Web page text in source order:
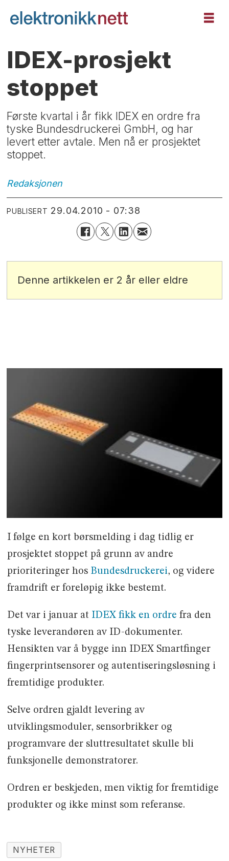
IDEX-prosjekt
stoppet
Første kvartal i år fikk IDEX en ordre fra
tyske Bundesdruckerei GmbH, og har
levert etter avtale. Men nå er prosjektet
stoppet.
Redaksjonen
PUBLISERT 29.04.2010 - 07:38
Denne artikkelen er 2 år eller eldre
I følge en kort børsmelding i dag tidlig er
prosjektet stoppet på grunn av andre
prioriteringer hos Bundesdruckerei, og videre
framdrift er foreløpig ikke bestemt.
Det var i januar at IDEX fikk en ordre fra den
tyske leverandøren av ID-dokumenter.
Hensikten var å bygge inn IDEX Smartfinger
fingerprintsensorer og autentiseringsløsning i
fremtidige produkter.
Selve ordren gjaldt levering av
utviklingsmoduler, sensorbrikker og
programvare der sluttresultatet skulle bli
funksjonelle demonstratorer.
Ordren er beskjeden, men viktig for fremtidige
produkter og ikke minst som referanse.
NYHETER